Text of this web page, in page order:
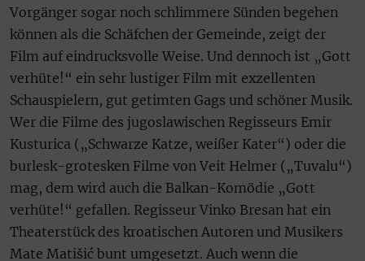
Vorgänger sogar noch schlimmere Sünden begehen
können als die Schäfchen der Gemeinde, zeigt der
Film auf eindrucksvolle Weise. Und dennoch ist „Gott
verhüte!“ ein sehr lustiger Film mit exzellenten
Schauspielern, gut getimten Gags und schöner Musik.
Wer die Filme des jugoslawischen Regisseurs Emir
Kusturica („Schwarze Katze, weißer Kater“) oder die
burlesk-grotesken Filme von Veit Helmer („Tuvalu“)
mag, dem wird auch die Balkan-Komödie „Gott
verhüte!“ gefallen. Regisseur Vinko Bresan hat ein
Theaterstück des kroatischen Autoren und Musikers
Mate Matišić bunt umgesetzt. Auch wenn die